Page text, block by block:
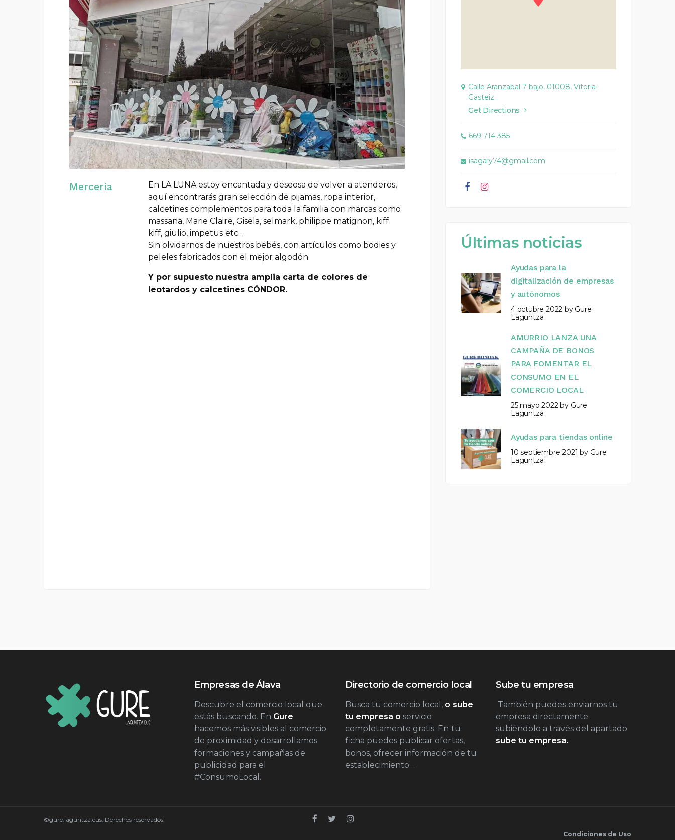
Mercería
En LA LUNA estoy encantada y deseosa de volver a atenderos,
aquí encontrarás gran selección de pijamas, ropa interior,
calcetines complementos para toda la familia con marcas como
massana, Marie Claire, Gisela, selmark, philippe matignon, kiff
kiff, giulio, impetus etc…
Sin olvidarnos de nuestros bebés, con artículos como bodies y
peleles fabricados con el mejor algodón.
Y por supuesto nuestra amplia carta de colores de
leotardos y calcetines CÓNDOR.
Calle Aranzabal 7 bajo, 01008, Vitoria-
Gasteiz
Get Directions
669 714 385
isagary74@gmail.com
Últimas noticias
Ayudas para la
digitalización de empresas
y autónomos
4 octubre 2022 by Gure
Laguntza
AMURRIO LANZA UNA
CAMPAÑA DE BONOS
PARA FOMENTAR EL
CONSUMO EN EL
COMERCIO LOCAL
25 mayo 2022 by Gure
Laguntza
Ayudas para tiendas online
10 septiembre 2021 by Gure
Laguntza
Empresas de Álava
Descubre el comercio local que
estás buscando. En Gure
hacemos más visibles al comercio
de proximidad y desarrollamos
formaciones y campañas de
publicidad para el
#ConsumoLocal.
Directorio de comercio local
Busca tu comercio local, o sube
tu empresa o servicio
completamente gratis. En tu
ficha puedes publicar ofertas,
bonos, ofrecer información de tu
establecimiento…
Sube tu empresa
También puedes enviarnos tu
empresa directamente
subiéndolo a través del apartado
sube tu empresa.
©gure.laguntza.eus. Derechos reservados.
Condiciones de Uso